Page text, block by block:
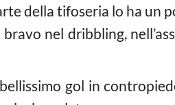
della tifoseria lo ha un
nel dribbling,
gol in